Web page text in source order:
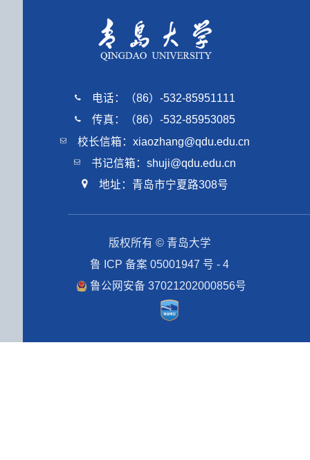
电话：（86）-532-85951111
传真：（86）-532-85953085
校长信箱：xiaozhang@qdu.edu.cn
书记信箱：shuji@qdu.edu.cn
地址：青岛市宁夏路308号
版权所有 © 青岛大学
鲁 ICP 备案 05001947 号 - 4
鲁公网安备 37021202000856号